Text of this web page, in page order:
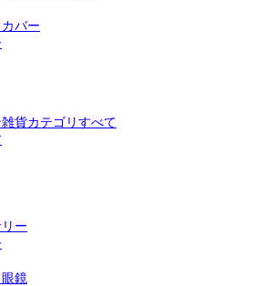
バー
貨カテゴリすべて
ー
鏡